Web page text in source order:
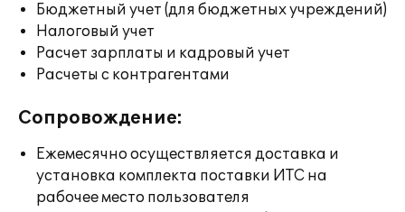
Бюджетный учет (для бюджетных учреждений)
Налоговый учет
Расчет зарплаты и кадровый учет
Расчеты с контрагентами
Сопровождение:
Ежемесячно осуществляется доставка и
установка комплекта поставки ИТС на
рабочее место пользователя